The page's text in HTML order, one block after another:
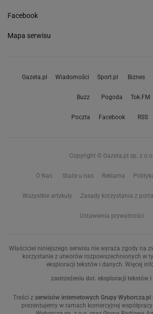
Facebook
Mapa serwisu
Gazeta.pl Wiadomości Sport.pl Biznes
Buzz Pogoda Tok.FM
Poczta Facebook RSS
Copyright © Gazeta.pl sp. z o.o.
O Nas Staże u nas Reklama
Wszystkie artykuły Zasady korzystania z
Ustawienia prywatności
Właściciel niniejszego serwisu nie wyraża zgody na
korzystanie z utworów rozpowszechnionych w
eksploracji tekstów i danych. Więcej
zastrzeżeniu dot. eksploracji tekstów i
Treści z serwisów internetowych Grupy Wyborcza.pl
prezentujemy w ramach komercyjnej